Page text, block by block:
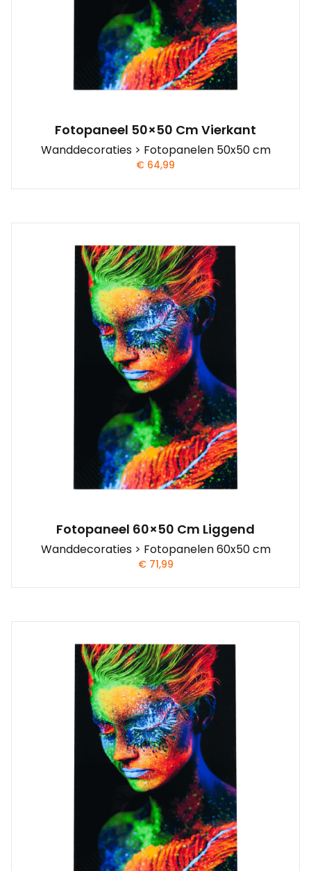
Fotopaneel 50×50 Cm Vierkant
Wanddecoraties > Fotopanelen 50x50 cm
€ 64,99
Fotopaneel 60×50 Cm Liggend
Wanddecoraties > Fotopanelen 60x50 cm
€71,99